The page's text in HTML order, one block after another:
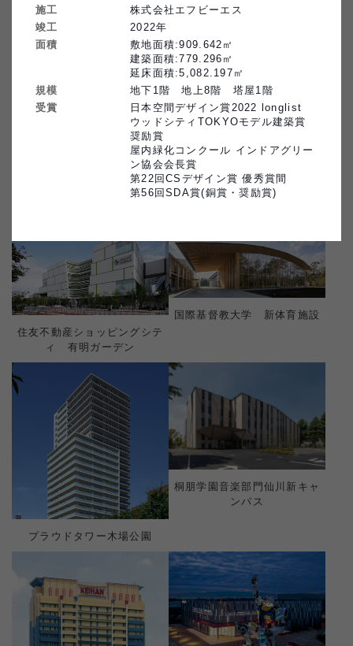
一口坂中央ビル(東京建築支店)
桐朋学園宗次ホール
住友不動産ショッピングシテ
ィ 有明ガーデン
国際基督教大学 新体育施設
プラウドタワー木場公園
桐朋学園音楽部門仙川新キャ
ンパス
施工
株式会社エフビーエス
竣工
2022年
面積
敷地面積:909.642㎡
建築面積:779.296㎡
延床面積:5,082.197㎡
規模
地下1階　地上8階　塔屋1階
受賞
日本空間デザイン賞2022 longlist
ウッドシティTOKYOモデル建築賞
奨励賞
屋内緑化コンクール インドアグリー
ン協会会⻑賞
第22回CSデザイン賞 優秀賞間
第56回SDA賞(銅賞・奨励賞)